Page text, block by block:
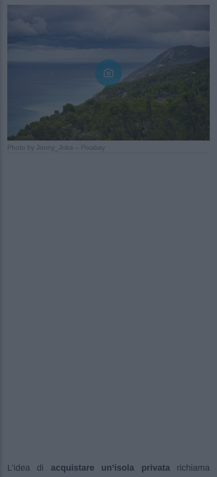
Photo by Jonny_Joka – Pixabay
L’idea di acquistare un’isola privatarichiama